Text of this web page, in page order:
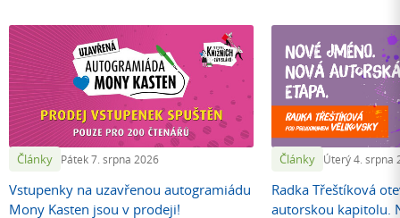
Články Pátek 7. srpna 2026
Vstupenky na uzavřenou autogramiádu
Mony Kasten jsou v prodeji!
Články Úterý 4. srpna
Radka Třeštíková
autorskou kapitolu.